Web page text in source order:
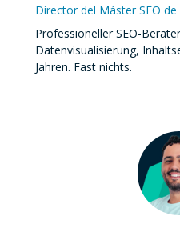
Director del Máster SEO
Professioneller SEO-
Datenvisualisierung,
Jahren. Fast nichts.